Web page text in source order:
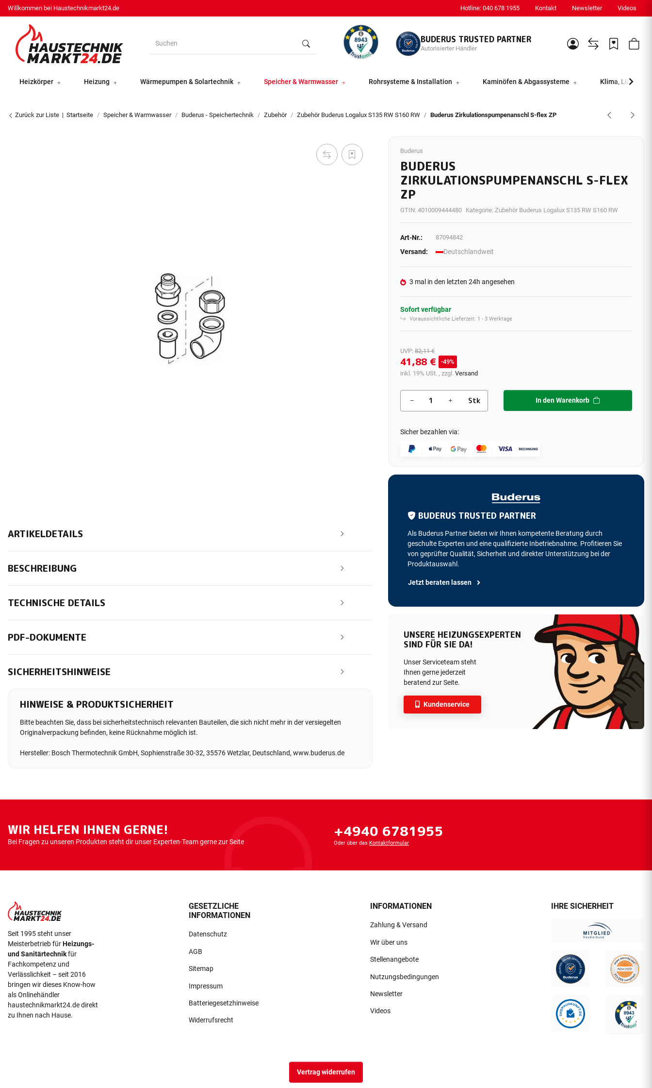
Willkommen bei Haustechnikmarkt24.de Hotline: 040 678 1955 Kontakt Newsletter Videos
BUDERUS TRUSTED PARTNER
Autorisierter Händler
Heizkörper Heizung Wärmepumpen & Solartechnik Speicher & Warmwasser Rohrsysteme & Installation Kaminöfen & Abgassysteme Klima, Lüftung
Zurück zur Liste Startseite Speicher & Warmwasser Buderus - Speichertechnik Zubehör Zubehör Buderus Logalux S135 RW S160 RW Buderus Zirkulationspumpenanschl S-flex ZP
Buderus
BUDERUS
ZIRKULATIONSPUMPENANSCHL S-FLEX
ZP
GTIN: 4010009444480 Kategorie: Zubehör Buderus Logalux S135 RW S160 RW
Art-Nr.: 87094842
Versand: Deutschlandweit
3 mal in den letzten 24h angesehen
Sofort verfügbar
Voraussichtliche Lieferzeit: 1 - 3 Werktage
UVP: 82,11 €
41,88 €
49%
inkl. 19% USt. , zzgl. Versand
Stk In den Warenkorb
Sicher bezahlen via:
BUDERUS TRUSTED PARTNER
Als Buderus Partner bieten wir Ihnen kompetente Beratung durch
geschulte Experten und eine qualifizierte Inbetriebnahme. Profitieren Sie
von geprüfter Qualität, Sicherheit und direkter Unterstützung bei der
Produktauswahl.
Jetzt beraten lassen
UNSERE HEIZUNGSEXPERTEN
SIND FÜR SIE DA!
Unser Serviceteam steht
Ihnen gerne jederzeit
beratend zur Seite.
Kundenservice
ARTIKELDETAILS
BESCHREIBUNG
TECHNISCHE DETAILS
PDF-DOKUMENTE
SICHERHEITSHINWEISE
HINWEISE & PRODUKTSICHERHEIT
Bitte beachten Sie, dass bei sicherheitstechnisch relevanten Bauteilen, die sich nicht mehr in der versiegelten
Originalverpackung befinden, keine Rücknahme möglich ist.
Hersteller: Bosch Thermotechnik GmbH, Sophienstraße 30-32, 35576 Wetzlar, Deutschland, www.buderus.de
WIR HELFEN IHNEN GERNE!
Bei Fragen zu unseren Produkten steht dir unser Experten-Team gerne zur Seite
+4940 6781955
Oder über das Kontaktformular
Seit 1995 steht unser
Meisterbetrieb fürHeizungs-
und Sanitärtechnikfür
Fachkompetenz und
Verlässlichkeit – seit 2016
bringen wir dieses Know-how
als Onlinehändler
haustechnikmarkt24.de direkt
zu Ihnen nach Hause.
GESETZLICHE
INFORMATIONEN
Datenschutz
AGB
Sitemap
Impressum
Batteriegesetzhinweise
Widerrufsrecht
INFORMATIONEN
Zahlung & Versand
Wir über uns
Stellenangebote
Nutzungsbedingungen
Newsletter
Videos
IHRE SICHERHEIT
Vertrag widerrufen